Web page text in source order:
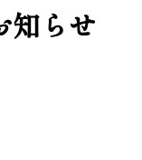
知らせ